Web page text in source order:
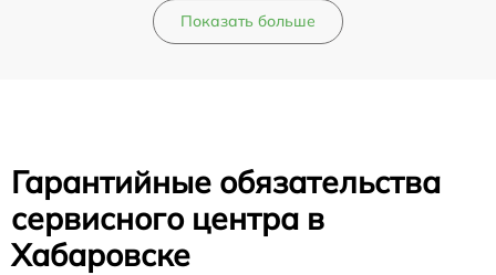
Показать больше
Гарантийные обязательства
сервисного центра в
Хабаровске